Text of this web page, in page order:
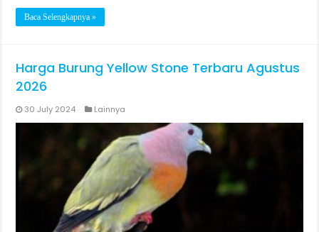
Baca Selengkapnya »
Harga Burung Yellow Stone Terbaru Agustus
2026
30 July 2024 Lainnya